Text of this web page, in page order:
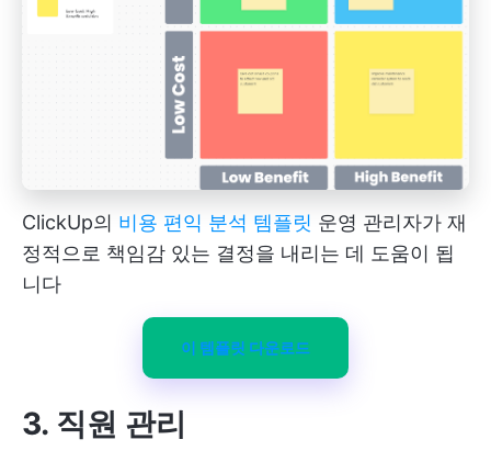
ClickUp의 비용 편익 분석 템플릿 운영 관리자가 재
정적으로 책임감 있는 결정을 내리는 데 도움이 됩
니다
이 템플릿 다운로드
3. 직원 관리